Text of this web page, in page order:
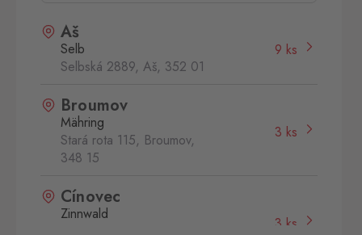
Aš
Selb
Selbská 2889, Aš, 352 01
9 ks
Broumov
Mähring
Stará rota 115, Broumov,
348 15
3 ks
Cínovec
Zinnwald
3 ks